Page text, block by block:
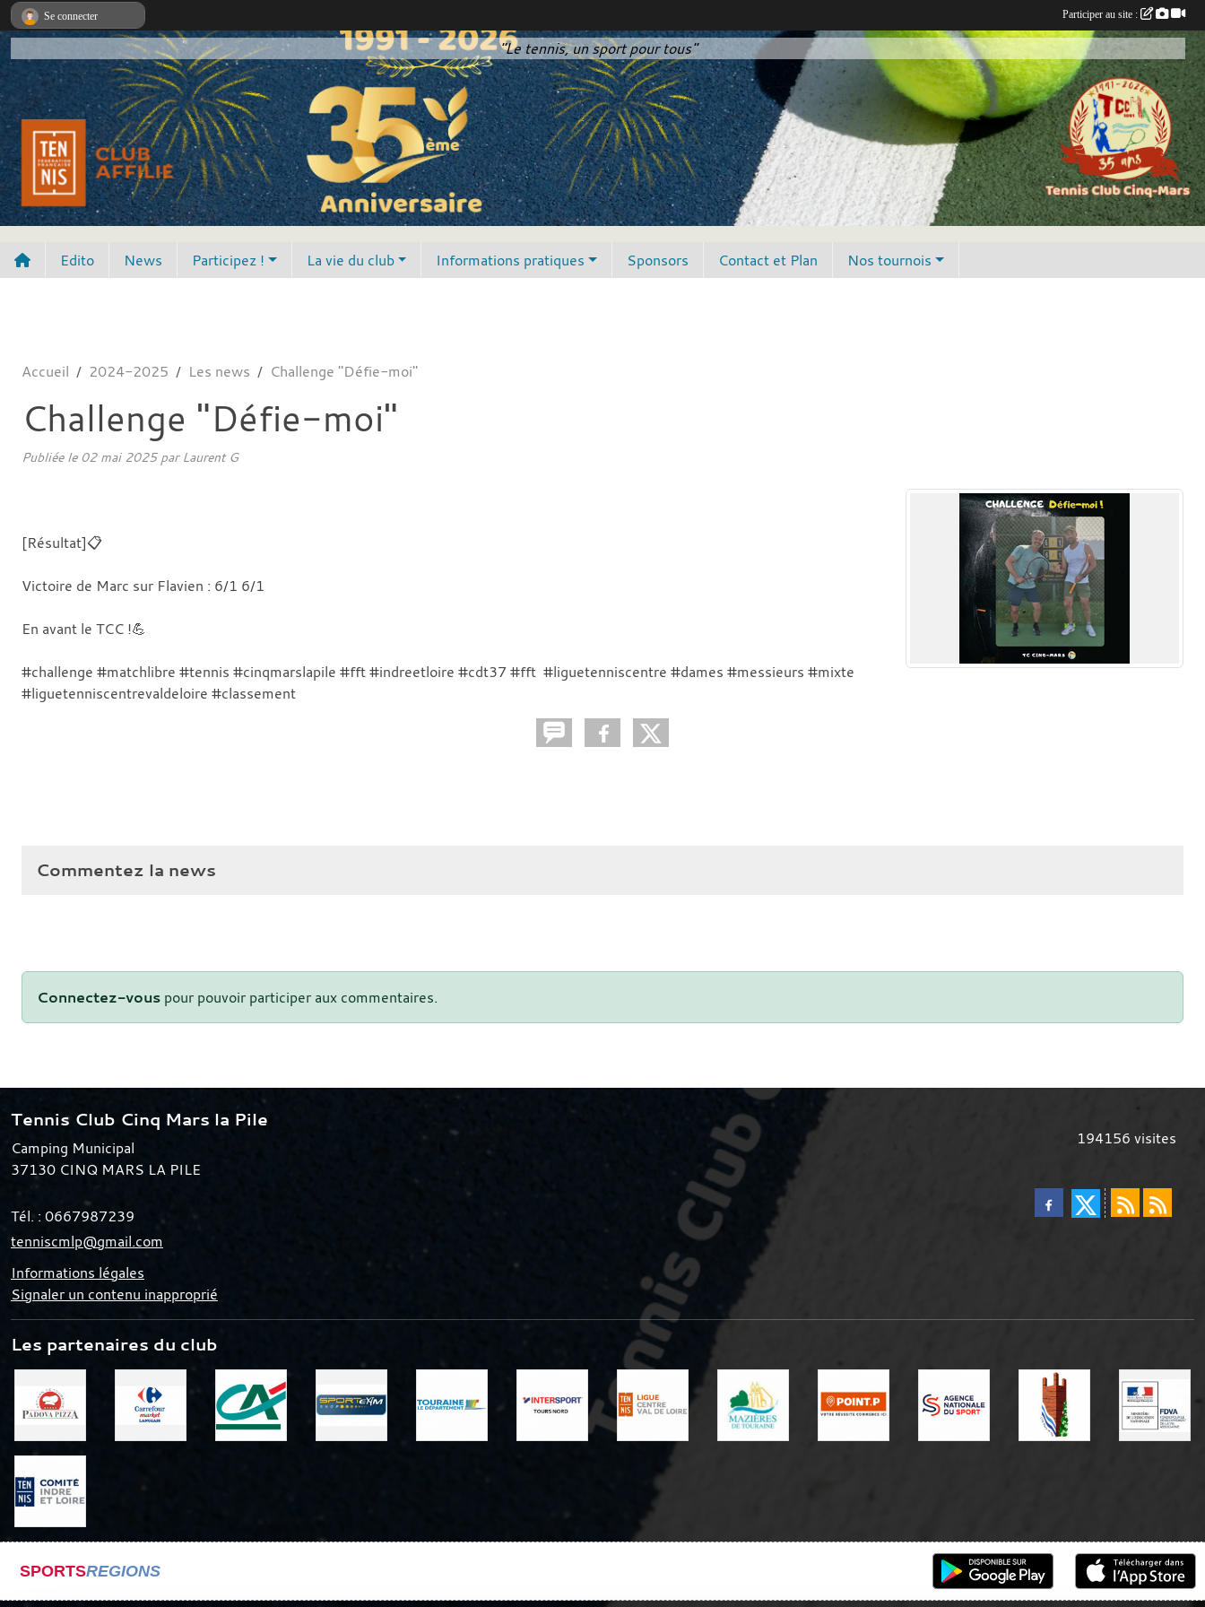
"Le tennis, un sport pour tous"
Edito News Participez ! La vie du club Informations pratiques Sponsors Contact et Plan Nos tournois
Accueil 2024-2025 Les news Challenge "Défie-moi"
Challenge "Défie-moi"
Publiée le 02 mai 2025par Laurent G
[Résultat]📋
Victoire de Marc sur Flavien : 6/1 6/1
En avant le TCC !💪
#challenge #matchlibre #tennis #cinqmarslapile #fft #indreetloire #cdt37 #fft #liguetenniscentre #dames #messieurs #mixte
#liguetenniscentrevaldeloire #classement
Commentez la news
Connectez-vous pour pouvoir participer aux commentaires.
Tennis Club Cinq Mars la Pile
Camping Municipal
37130 CINQ MARS LA PILE
Tél. : 0667987239
tenniscmlp@gmail.com
Informations légales
Signaler un contenu inapproprié
194156 visites
Les partenaires du club
SPORTSREGIONS
Se connecter Participer au site :
Panneau de gestion des cookies